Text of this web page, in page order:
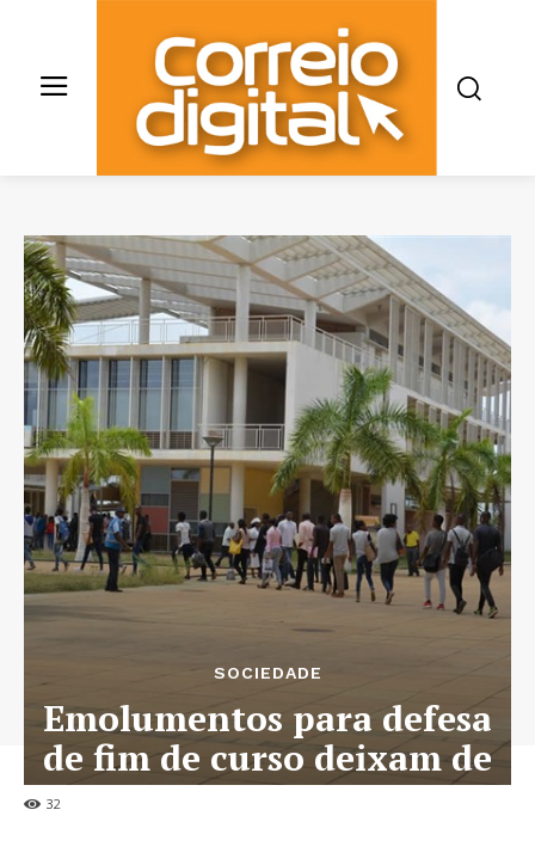
32
SOCIEDADE
Emolumentos para defesa
de fim de curso deixam de
ser pagos